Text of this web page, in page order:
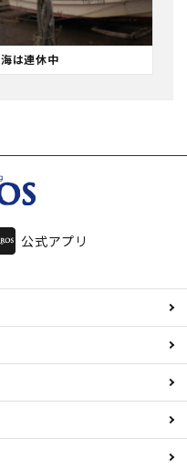
海は連休中
公式アプリ